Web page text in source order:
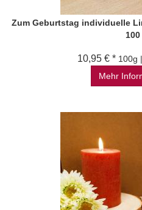
Zum Geburtstag individuelle
100
10,95 € * 100g
Mehr